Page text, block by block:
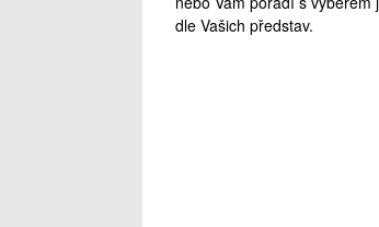
dle Vašich představ.